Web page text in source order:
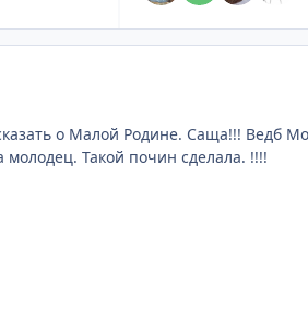
о Малой Родине. Саща!!! Ведб
Такой почин сделала. !!!!